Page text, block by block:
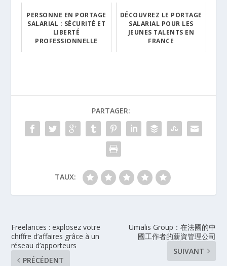
PERSONNE EN PORTAGE
SALARIAL : SÉCURITÉ ET
LIBERTÉ
PROFESSIONNELLE
DÉCOUVREZ LE PORTAGE
SALARIAL POUR LES
JEUNES TALENTS EN
FRANCE
PARTAGER:
TAUX:
Freelances : explosez votre
chiffre d’affaires grâce à un
réseau d’apporteurs
PRÉCÉDENT
Umalis Group：在法國的中
國工作者的薪資管理公司
SUIVANT